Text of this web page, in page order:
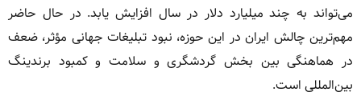
می‌تواند به چند میلیارد دلار در سال افزایش یابد. در حال حاضر
مهم‌ترین چالش ایران در این حوزه، نبود تبلیغات جهانی مؤثر، ضعف
در هماهنگی بین بخش گردشگری و سلامت و کمبود برندینگ
بین‌المللی است.